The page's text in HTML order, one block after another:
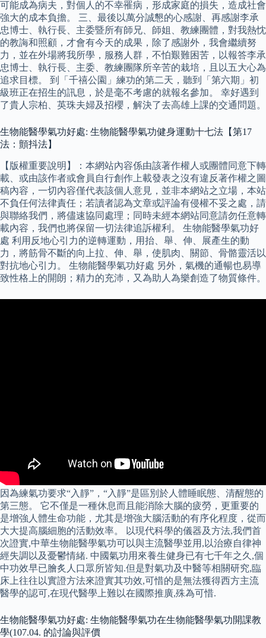
可能成為病夫，對個人的不幸罹病，形成家庭的損失，造成社會
強大的成本負擔。 三、最後以萬分誠懇的心感謝、再感謝李承
忠博士、執行長、主委暨所有師兄、師姐、教練團體，對我熱忱
的教誨和照顧，才會有今天的成果，除了感謝外，我會繼續努
力，並在外場將我所學，服務人群，不怕艱難困苦，以報答李承
忠博士、執行長、主委、教練團隊所辛苦的栽培，且以五大心為
追求目標。 到「千禧公園」練功的第二天，聽到「第六期」初
級班正在招生的訊息，於是毫不考慮的就報名參加。 幸好遇到
了貴人宗柏、英珠夫婦及招櫻，解決了去高雄上課的交通問題。
生物能醫學氣功好處: 生物能醫學氣功健身運動十七法【第17
法：顫抖法】
【版權重要說明】：本網站內容係由該著作權人或團體同意下轉
載、或由該作者或會員自行創作上載發表之沒有違反著作權之圖
稿內容，一切內容僅代表該個人意見，並非本網站之立場，本站
不負任何法律責任；若讀者認為文章或評論有侵權不妥之處，請
與聯絡我們，將儘速協同處理；同時未經本網站同意請勿任意轉
載內容，我們也將保留一切法律追訴權利。 生物能醫學氣功好
處 利用反地心引力的逆轉運動，用抬、舉、伸、展產生的動
力，將筋骨不斷的向上拉、伸、舉，使肌肉、關節、骨骼靈活以
對抗地心引力。 生物能醫學氣功好處 另外，氣機的通暢也易導
致性格上的開朗；精力的充沛，又為助人為樂創造了物質條件。
因為練氣功要求“入靜”，“入靜”是區別於人體睡眠態、清醒態的
第三態。 它不僅是一種休息而且能消除大腦的疲勞，更重要的
是增強人體生命功能，尤其是增強大腦活動的有序化程度，從而
大大提高腦細胞的活動效率。 以現代科學的儀器及方法,我們首
次證實,中華生物能醫學氣功可以與主流醫學並用,以治療自律神
經失調以及憂鬱情緒. 中國氣功用來養生健身已有七千年之久,個
中功效早已膾炙人口眾所皆知.但是對氣功及中醫等相關研究,臨
床上往往以實證方法來證實其功效,可惜的是無法獲得西方主流
醫學的認可,在現代醫學上難以在國際推廣,殊為可惜.
生物能醫學氣功好處: 生物能醫學氣功在生物能醫學氣功開課教
學(107.04. 的討論與評價